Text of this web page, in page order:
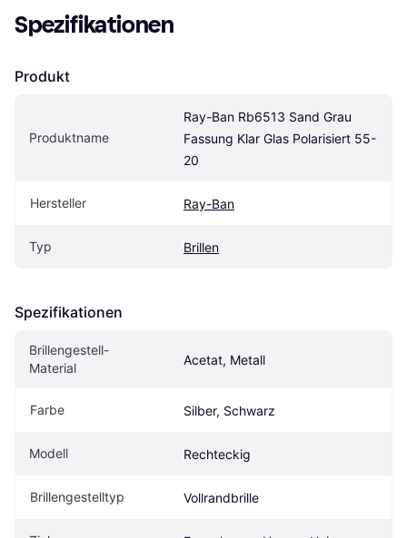
Spezifikationen
Produkt
Produktname
Ray-Ban Rb6513 Sand Grau
Fassung Klar Glas Polarisiert 55-
20
Hersteller Ray-Ban
Typ Brillen
Spezifikationen
Brillengestell-
Material
Acetat, Metall
Farbe Silber, Schwarz
Modell Rechteckig
Brillengestelltyp Vollrandbrille